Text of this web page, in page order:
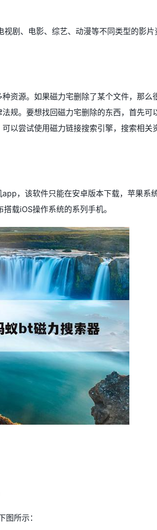
剧、电影、综艺、动漫等不同类型的影片
资源。如果磁力宅删除了某个文件，那么
规。要想找回磁力宅删除的东西，首先可
以尝试使用磁力链接搜索引擎，搜索相关
，该软件只能在安卓版本下载，苹果系
载iOS操作系统的系列手机。
所示：